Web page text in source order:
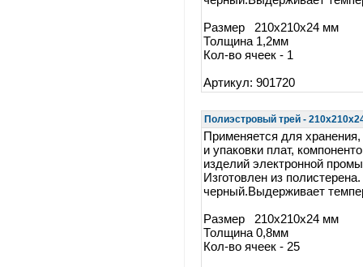
Размер 210x210x24 мм
Толщина 1,2мм
Кол-во ячеек - 1
Артикул: 901720
Полиэстровый трей -
Применяется для хранения,
и упаковки плат,
изделий электронной
Изготовлен из
черный.Выдерживает
Размер 210x210x24 мм
Толщина 0,8мм
Кол-во ячеек - 25